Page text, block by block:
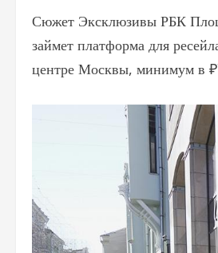
Сюжет Эксклюзивы РБК
займет платформа для
центре Москвы, минимум в